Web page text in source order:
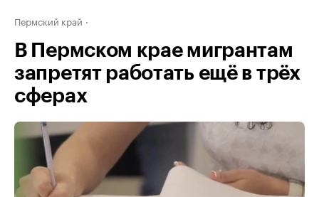
Пермский край
В Пермском крае мигрантам
запретят работать ещё в трёх
сферах